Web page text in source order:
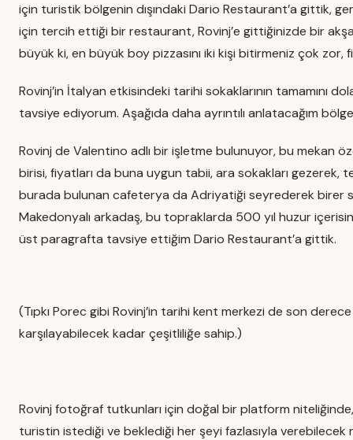
için turistik bölgenin dışındaki Dario Restaurant’a gittik,
için tercih ettiği bir restaurant, Rovinj’e gittiğinizde bir
büyük ki, en büyük boy pizzasını iki kişi bitirmeniz çok zor,
Rovinj’in İtalyan etkisindeki tarihi sokaklarının tamamını
tavsiye ediyorum. Aşağıda daha ayrıntılı anlatacağım
Rovinj de Valentino adlı bir işletme bulunuyor, bu mekan
birisi, fiyatları da buna uygun tabii, ara sokakları gezerek,
burada bulunan cafeterya da Adriyatiği seyrederek birer
Makedonyalı arkadaş, bu topraklarda 500 yıl huzur
üst paragrafta tavsiye ettiğim Dario Restaurant’a gittik.
(Tıpkı Porec gibi Rovinj’in tarihi kent merkezi de son
karşılayabilecek kadar çeşitliliğe sahip.)
Rovinj fotoğraf tutkunları için doğal bir platform
turistin istediği ve beklediği her şeyi fazlasıyla